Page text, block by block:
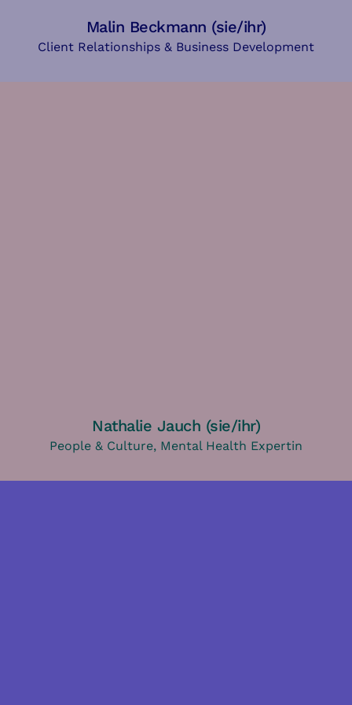
Malin Beckmann (sie/ihr)
Client Relationships & Business Development
Nathalie Jauch (sie/ihr)
People & Culture, Mental Health Expertin